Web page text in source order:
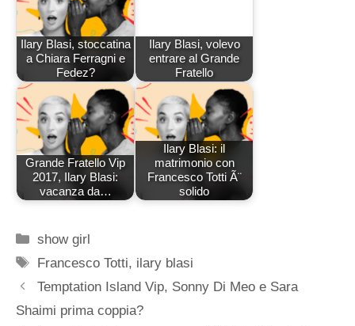
Ilary Blasi, stoccatina
a Chiara Ferragni e
Fedez?
Ilary Blasi, volevo
entrare al Grande
Fratello
Grande Fratello Vip
2017, Ilary Blasi:
vacanza da…
Ilary Blasi: il
matrimonio con
Francesco Totti Ã¨
solido
Categorie
show girl
Tag
Francesco Totti, ilary blasi
Temptation Island Vip, Sonny Di Meo e Sara
Shaimi prima coppia?